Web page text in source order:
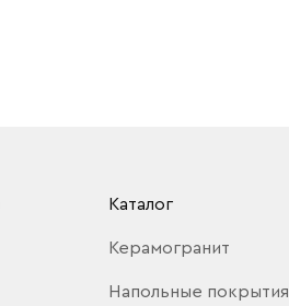
Каталог
Керамогранит
Напольные покрытия